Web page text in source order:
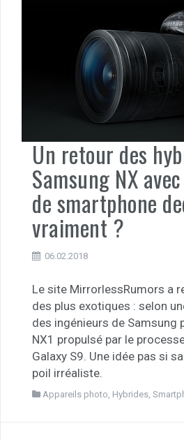
Un retour des
Samsung NX
de smartphone
vraiment ?
06.02.2018
Le site MirrorlessRumors a
des plus exotiques : selon
des ingénieurs de Samsung
NX1 propulsé par le
Galaxy S9. Une idée pas si
poil irréaliste.
Appareils photo Hybrides